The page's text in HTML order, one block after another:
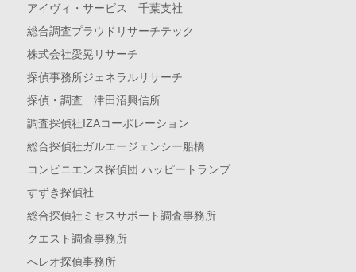
アイヴィ・サービス 千葉支社
総合調査プラウドリサーチテック
株式会社愛晃リサーチ
探偵事務所ジェネラルリサーチ
探偵・調査 津田沼興信所
調査探偵社IZAコーポレーション
総合探偵社ガルエージェンシー船橋
コンビニエンス探偵団 ハッピートランプ
すずき探偵社
総合探偵社ミセスサポート調査事務所
クエスト調査事務所
へレオ探偵事務所